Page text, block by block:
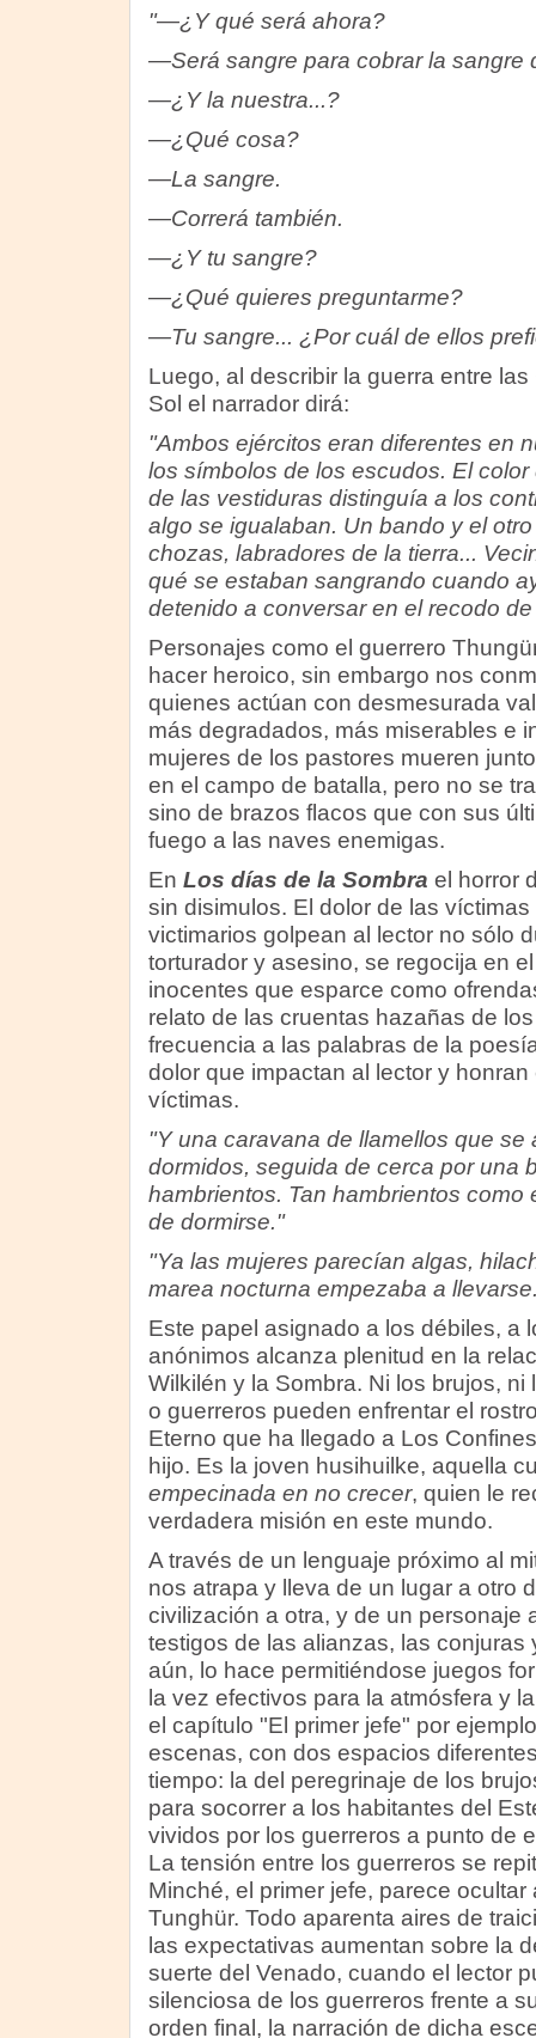
"—¿Y qué será ahora?
—Será sangre para cobrar la sangre
—¿Y la nuestra...?
—¿Qué cosa?
—La sangre.
—Correrá también.
—¿Y tu sangre?
—¿Qué quieres preguntarme?
—Tu sangre... ¿Por cuál de ellos
Luego, al describir la guerra entre
Sol el narrador dirá:
"Ambos ejércitos eran diferentes en
los símbolos de los escudos. El
de las vestiduras distinguía a los
algo se igualaban. Un bando y el
chozas, labradores de la tierra...
qué se estaban sangrando cuando
detenido a conversar en el recodo
Personajes como el guerrero
hacer heroico, sin embargo nos
quienes actúan con desmesurada
más degradados, más miserables e
mujeres de los pastores mueren
en el campo de batalla, pero no se
sino de brazos flacos que con sus
fuego a las naves enemigas.
En Los días de la Sombra el horror
sin disimulos. El dolor de las
victimarios golpean al lector no sólo
torturador y asesino, se regocija en
inocentes que esparce como
relato de las cruentas hazañas de
frecuencia a las palabras de la
dolor que impactan al lector y
víctimas.
"Y una caravana de llamellos que
dormidos, seguida de cerca por una
hambrientos. Tan hambrientos como
de dormirse."
"Ya las mujeres parecían algas,
marea nocturna empezaba a
Este papel asignado a los débiles, a
anónimos alcanza plenitud en la
Wilkilén y la Sombra. Ni los brujos,
o guerreros pueden enfrentar el
Eterno que ha llegado a Los
hijo. Es la joven husihuilke, aquella
empecinada en no crecer, quien le
verdadera misión en este mundo.
A través de un lenguaje próximo al
nos atrapa y lleva de un lugar a otro
civilización a otra, y de un personaje
testigos de las alianzas, las conjuras
aún, lo hace permitiéndose juegos
la vez efectivos para la atmósfera y
el capítulo "El primer jefe" por
escenas, con dos espacios
tiempo: la del peregrinaje de los
para socorrer a los habitantes del
vividos por los guerreros a punto de
La tensión entre los guerreros se
Minché, el primer jefe, parece
Tunghür. Todo aparenta aires de
las expectativas aumentan sobre la
suerte del Venado, cuando el lector
silenciosa de los guerreros frente a
orden final, la narración de dicha